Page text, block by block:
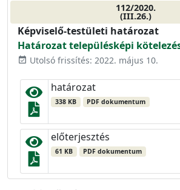
112/2020.
(III.26.)
Képviselő-testületi határozat
Határozat településképi
event_available Utolsó frissítés: 2022. május 10.
határozat
338 KB PDF dokumentum
előterjesztés
61 KB PDF dokumentum